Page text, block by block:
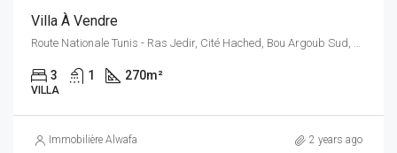
Villa À Vendre
Route Nationale Tunis - Ras Jedir, Cité Hached, Bou Argoub Sud, Délégation Bou Argoub, Gouvernorat Nabeul, 8040, Tunisie
3 1 270m²
VILLA
Immobilière Alwafa 2 years ago